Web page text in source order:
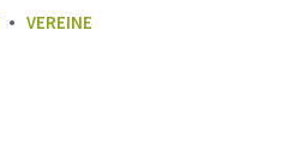
VEREINE